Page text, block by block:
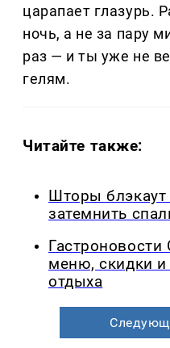
царапает глазурь.
ночь, а не за пару
раз — и ты уже не
гелям.
Читайте также:
Шторы
затемнить
меню, скидки и
отдыха